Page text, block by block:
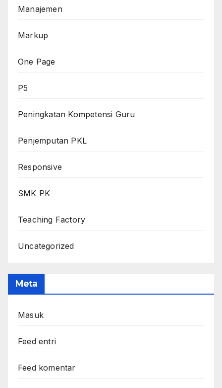
Manajemen
Markup
One Page
P5
Peningkatan Kompetensi Guru
Penjemputan PKL
Responsive
SMK PK
Teaching Factory
Uncategorized
Meta
Masuk
Feed entri
Feed komentar